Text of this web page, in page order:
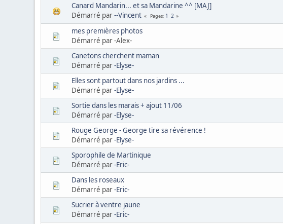
Canard Mandarin... et sa Mandarine ^^ [MAJ]
Démarré par--Vincent Pages 1 2
mes premières photos
Démarré par -Alex-
Canetons cherchent maman
Démarré par-Elyse-
Elles sont partout dans nos jardins ...
Démarré par-Elyse-
Sortie dans les marais + ajout 11/06
Démarré par-Elyse-
Rouge George - George tire sa révérence !
Démarré par-Elyse-
Sporophile de Martinique
Démarré par-Eric-
Dans les roseaux
Démarré par-Eric-
Sucrier à ventre jaune
Démarré par-Eric-